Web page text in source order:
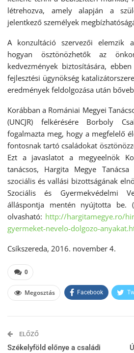
létrehozva, amely alapján a
jelentkező személyek
A konzultáció szervezői elemzik
hogyan ösztönözhetők az
kedvezmények biztosítására,
fejlesztési ügynökség
eredmények feldolgozása után
Korábban a Romániai Megyei
(UNCJR) felkérésére Borboly
fogalmazta meg, hogy a megfelelő
fontosnak tartó családokat
Ezt a javaslatot a megyeelnök
tanácsos, Hargita Megye Tanácsa
szociális és vallási bizottságának
Szociális és Gyermekvédelmi
álláspontja mentén nyújtotta
olvasható: http://hargitamegye.ro/
gyermeket-nevelo-dolgozo-
Csíkszereda, 2016. november 4.
0
Megosztás Facebook
ELŐZŐ
Székelyföld előnye a családi